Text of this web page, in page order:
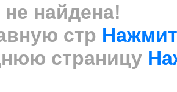
найдена!
стр
страницу